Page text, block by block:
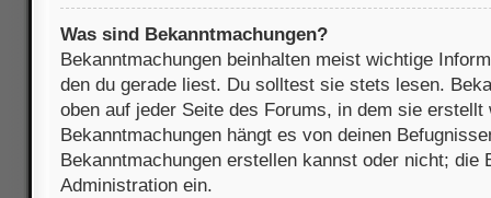
Was sind Bekanntmachungen?
Bekanntmachungen beinhalten meist wichtige
den du gerade liest. Du solltest sie stets lesen.
oben auf jeder Seite des Forums, in dem sie erstellt
Bekanntmachungen hängt es von deinen
Bekanntmachungen erstellen kannst oder nicht; die
Administration ein.